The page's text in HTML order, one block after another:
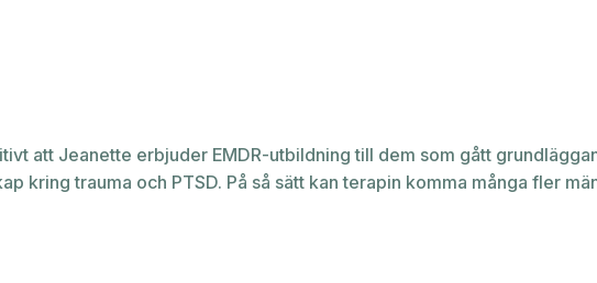
att Jeanette erbjuder EMDR-utbildning till dem som gått
kring trauma och PTSD. På så sätt kan terapin komma många fler